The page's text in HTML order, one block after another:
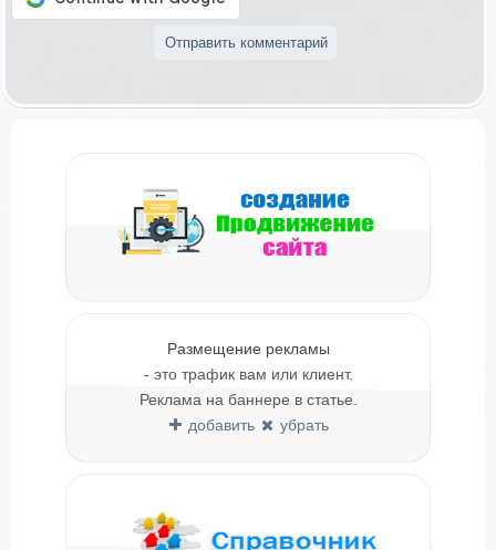
Размещение рекламы
- это трафик вам или клиент.
Реклама на баннере в статье.
добавить
убрать